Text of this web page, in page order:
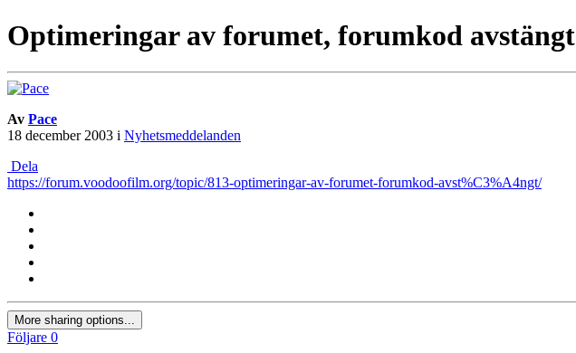
Optimeringar av forumet, forumkod avstängt
Av Pace
18 december 2003 i Nyhetsmeddelanden
Dela
https://forum.voodoofilm.org/topic/813-optimeringar-av-forumet-forumkod-avst%C3%A4ngt/
More sharing options...
Följare 0